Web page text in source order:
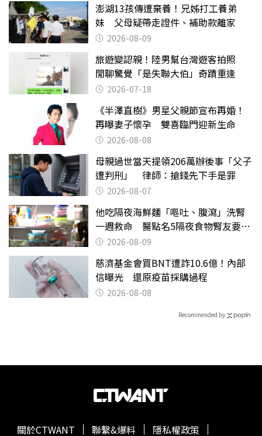
澎湖13孩傳遭棄養！兄姊打工養弟
妹 父母疑帶走證件、補助款離家
2026-08-09
旅遊變認親！陸男幫台灣遊客拍照
閒聊驚覺「是失聯大伯」奇蹟重逢
2026-07-18
《半澤直樹》男星父親節宣布再婚！
再曝妻子懷孕 雙喜臨門迎新生命
2026-08-08
母親過世當天提領206萬辦後事「父子
遭判刑」 律師：搶錢先下手是罪
2026-08-07
他吃隔夜海鮮麵「嘔吐、腹瀉」洗腎
一週救命 醫點名5隔夜食物腎友要注
意 2026-08-09
慈濟基金會買BNT遭詐10.6億！內部
信曝光 還原疫苗採購過程
2026-08-08
Recommended by
關於CTWANT 聯繫&爆料 隱私權政策